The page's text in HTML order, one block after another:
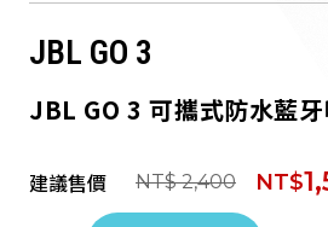
JBL GO 3
JBL GO 3 可攜式防水藍
建議售價 NT$ 2,400 NT$